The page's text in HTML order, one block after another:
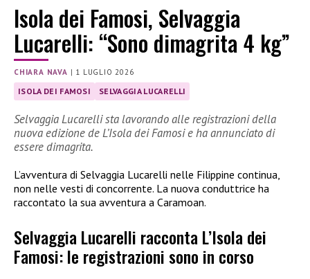
Isola dei Famosi, Selvaggia
Lucarelli: “Sono dimagrita 4 kg”
CHIARA NAVA | 1 LUGLIO 2026
ISOLA DEI FAMOSI SELVAGGIA LUCARELLI
Selvaggia Lucarelli sta lavorando alle registrazioni della
nuova edizione de L’Isola dei Famosi e ha annunciato di
essere dimagrita.
L’avventura di Selvaggia Lucarelli nelle Filippine continua,
non nelle vesti di concorrente. La nuova conduttrice ha
raccontato la sua avventura a Caramoan.
Selvaggia Lucarelli racconta L’Isola dei
Famosi: le registrazioni sono in corso